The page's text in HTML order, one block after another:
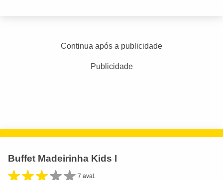
Continua após a publicidade
Publicidade
Buffet Madeirinha Kids I
7 aval.